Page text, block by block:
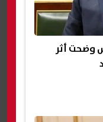
وضحت أثر